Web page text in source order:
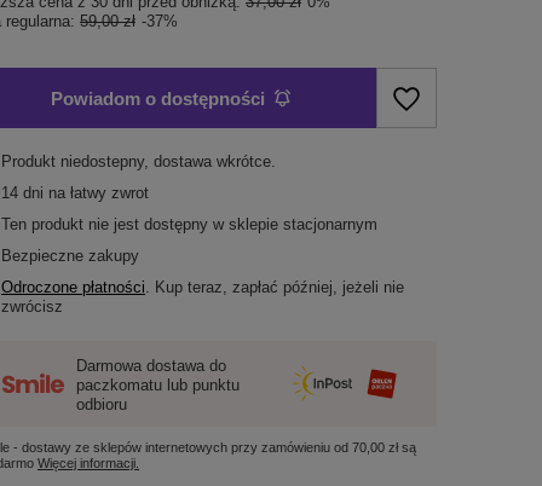
regularna:59,00 zł -37%
Powiadom o dostępności
Produkt niedostepny, dostawa wkrótce
14 dni na łatwy zwrot
Ten produkt nie jest dostępny w sklepie stacjonarnym
Bezpieczne zakupy
Odroczone płatności. Kup teraz, zapłać później, jeżeli nie
zwrócisz
Darmowa dostawa do
paczkomatu lub punktu
odbioru
- dostawy ze sklepów internetowych przy zamówieniu od70,00 złsą
Więcej informacji.